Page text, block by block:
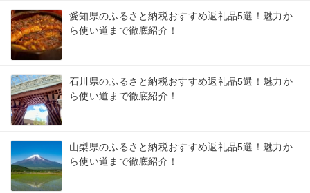
愛知県のふるさと納税おすすめ返礼品5選！魅力か
ら使い道まで徹底紹介！
石川県のふるさと納税おすすめ返礼品5選！魅力か
ら使い道まで徹底紹介！
山梨県のふるさと納税おすすめ返礼品5選！魅力か
ら使い道まで徹底紹介！